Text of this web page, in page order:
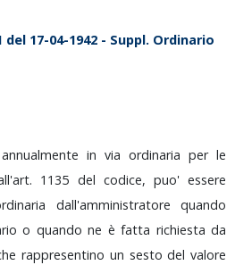
17-04-1942 - Suppl. Ordinario
annualmente in via ordinaria per le
1135 del codice, puo'essere
dall'amministratorequando
o quando ne è fatta richiesta da
rappresentino un sestodel valore